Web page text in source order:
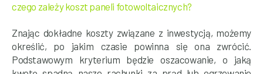
czego zależy koszt paneli fotowoltaicznych?
Znając dokładne koszty związane z inwestycją, możemy
określić, po jakim czasie powinna się ona zwrócić.
Podstawowym kryterium będzie oszacowanie, o jaką